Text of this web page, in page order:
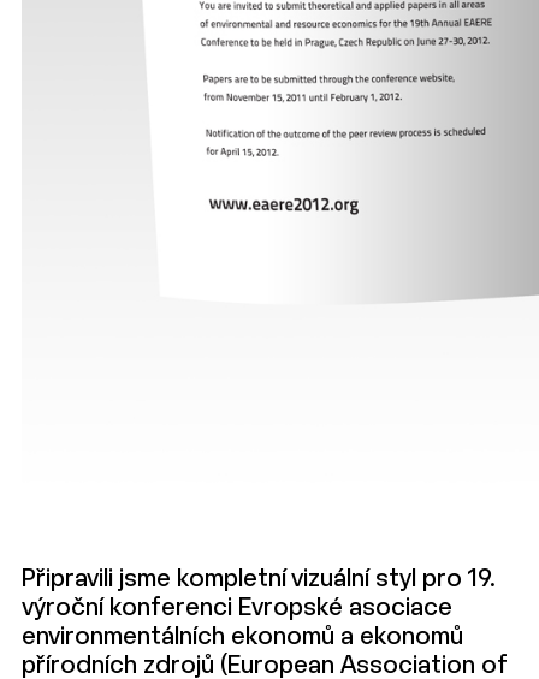
Připravili jsme kompletní vizuální styl pro 19.
výroční konferenci Evropské asociace
environmentálních ekonomů a ekonomů
přírodních zdrojů (European Association of